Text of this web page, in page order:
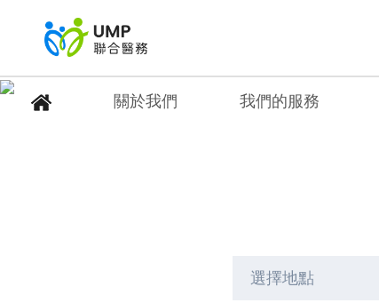
關於我們 我們的服務
選擇地點